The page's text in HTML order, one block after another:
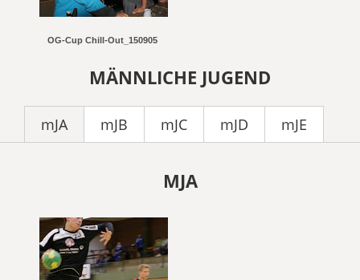
OG-Cup Chill-Out_150905
MÄNNLICHE JUGEND
mJA mJB mJC mJD mJE
MJA